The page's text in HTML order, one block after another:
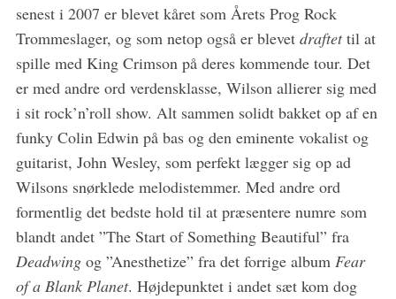
senest i 2007 er blevet kåret som Årets Prog Rock
Trommeslager, og som netop også er blevet draftettil at
spille med King Crimson på deres kommende tour. Det
er med andre ord verdensklasse, Wilson allierer sig med
i sit rock’n’roll show. Alt sammen solidt bakket op af en
funky Colin Edwin på bas og den eminente vokalist og
guitarist, John Wesley, som perfekt lægger sig op ad
Wilsons snørklede melodistemmer. Med andre ord
formentlig det bedste hold til at præsentere numre som
blandt andet ”The Start of Something Beautiful” fra
Deadwingog ”Anesthetize” fra det forrige album Fear
of a Blank Planet. Højdepunktet i andet sæt kom dog